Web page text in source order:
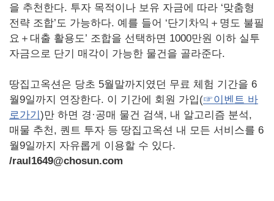
을 추천한다. 투자 목적이나 보유 자금에 따라 ‘맞춤형
전략 조합’도 가능하다. 예를 들어 ‘단기차익＋명도 불필
요＋대출 활용도’ 조합을 선택하면 1000만원 이하 실투
자금으로 단기 매각이 가능한 물건을 골라준다.
땅집고옥션은 당초 5월말까지였던 무료 체험 기간을 6
월9일까지 연장한다. 이 기간에 회원 가입(☞이벤트 바
로가기)만 하면 경·공매 물건 검색, 내 알고리즘 분석,
매물 추천, 퀀트 투자 등 땅집고옥션 내 모든 서비스를 6
월9일까지 자유롭게 이용할 수 있다.
/raul1649@chosun.com